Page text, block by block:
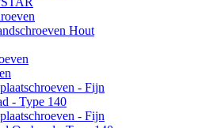
Hout
- Fijn
- Type 140
- Fijn